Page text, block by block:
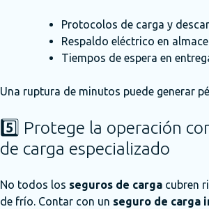
Protocolos de carga y
Respaldo eléctrico en
Tiempos de espera en
Una ruptura de minutos puede generar
5️⃣ Protege la operación
de carga especializado
No todos los seguros de carga cubren
de frío. Contar con un seguro de carga